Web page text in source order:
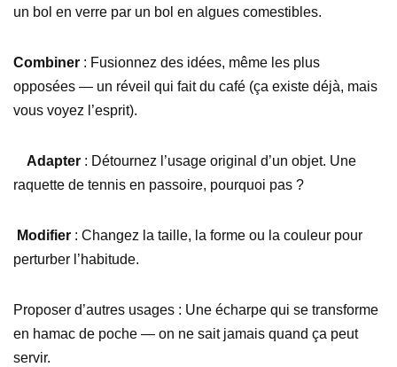
un bol en verre par un bol en algues comestibles.
Combiner : Fusionnez des idées, même les plus
opposées — un réveil qui fait du café (ça existe déjà, mais
vous voyez l’esprit).
Adapter : Détournez l’usage original d’un objet. Une
raquette de tennis en passoire, pourquoi pas ?
Modifier : Changez la taille, la forme ou la couleur pour
perturber l’habitude.
Proposer d’autres usages : Une écharpe qui se transforme
en hamac de poche — on ne sait jamais quand ça peut
servir.